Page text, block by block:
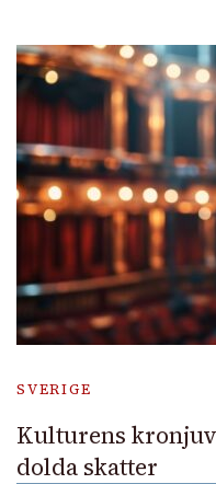
SVERIGE
Kulturens
dolda skatter